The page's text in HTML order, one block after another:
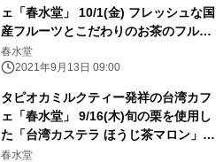
ェ「春水堂」 10/1(金) フレッシュな国
産フルーツとこだわりのお茶のフルー
ツティー第3弾「果肉茶 梨鉄観音」
春水堂
2021年9月13日 09:00
タピオカミルクティー発祥の台湾カフ
ェ「春水堂」 9/16(木)旬の栗を使用し
た「台湾カステラ ほうじ茶マロン」期
間限定新発売
春水堂